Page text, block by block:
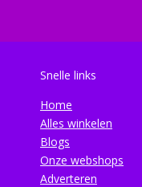
Snelle links
Home
Alles winkelen
Blogs
Onze webshops
Adverteren